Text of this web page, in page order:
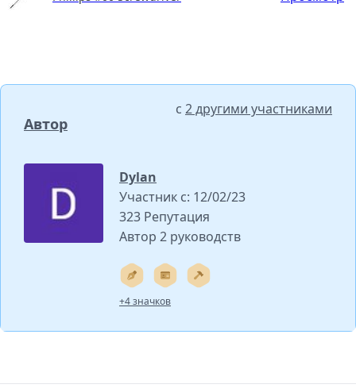
Автор
с 2 другими участниками
Dylan
Участник с: 12/02/23
323 Репутация
Автор 2 руководств
+4 значков